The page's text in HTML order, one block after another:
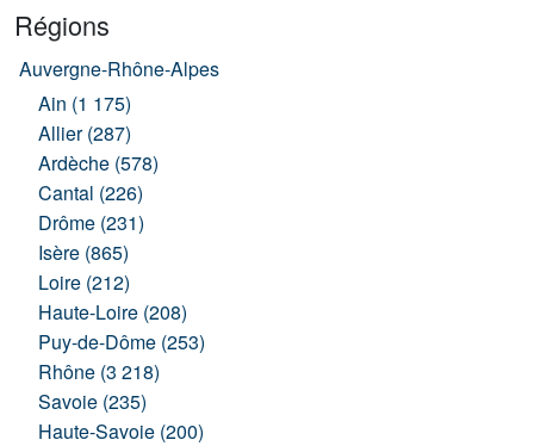
Régions
Auvergne-Rhône-Alpes
Ain (1 175)
Allier (287)
Ardèche (578)
Cantal (226)
Drôme (231)
Isère (865)
Loire (212)
Haute-Loire (208)
Puy-de-Dôme (253)
Rhône (3 218)
Savoie (235)
Haute-Savoie (200)